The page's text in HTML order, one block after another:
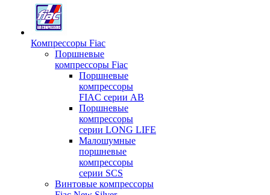
Компрессоры Fiac
Поршневые
компрессоры Fiac
Поршневые
компрессоры
FIAC серии AB
Поршневые
компрессоры
серии LONG LIFE
Малошумные
поршневые
компрессоры
серии SCS
Винтовые компрессоры